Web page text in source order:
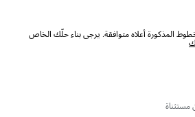
المذكورة أعلاه متوافقة. يرجى بناء حلّك الخاص
مستثناة